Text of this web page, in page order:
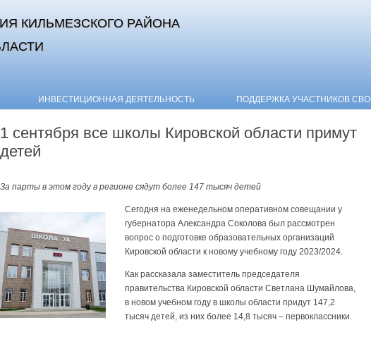
КИЛЬМЕЗСКОГО РАЙОНА
Skip to content
ИНВЕСТИЦИОННАЯ ДЕЯТЕЛЬНОСТЬ ПОДДЕРЖКА УЧАСТНИКОВ СВО
1 сентября все школы Кировской области примут
детей
За парты в этом году в регионе сядут более 147 тысяч детей
Сегодня на еженедельном оперативном совещании у
губернатора Александра Соколова был рассмотрен
вопрос о подготовке образовательных организаций
Кировской области к новому учебному году 2023/2024.
Как рассказала заместитель председателя
правительства Кировской области Светлана Шумайлова,
в новом учебном году в школы области придут 147,2
тысяч детей, из них более 14,8 тысяч – первоклассники.